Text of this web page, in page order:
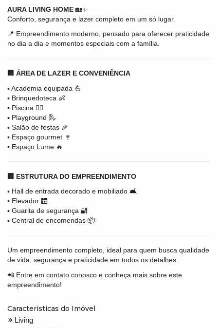
AURA LIVING HOME 🏡✨
Conforto, segurança e lazer completo em um só lugar.
📍 Empreendimento moderno, pensado para oferecer praticidade
no dia a dia e momentos especiais com a família.
🏢 ÁREA DE LAZER E CONVENIÊNCIA
▪️ Academia equipada 💪
▪️ Brinquedoteca 👶
▪️ Piscina 🏊‍♀️
▪️ Playground 🛝
▪️ Salão de festas 🎉
▪️ Espaço gourmet 🍷
▪️ Espaço Lume 🔥
🏢 ESTRUTURA DO EMPREENDIMENTO
▪️ Hall de entrada decorado e mobiliado 🛋️
▪️ Elevador 🛗
▪️ Guarita de segurança 🔐
▪️ Central de encomendas 📦
Um empreendimento completo, ideal para quem busca qualidade
de vida, segurança e praticidade em todos os detalhes.
📲 Entre em contato conosco e conheça mais sobre este
empreendimento!
Características do Imóvel
Living